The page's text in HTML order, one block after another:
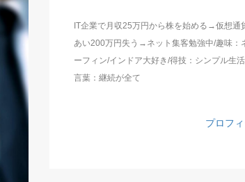
IT企業で月収25万円から株を始める→仮想通
あい200万円失う→ネット集客勉強中/趣味：
ーフィン/インドア大好き/得技：シンプル生
言葉：継続が全て
プロフ